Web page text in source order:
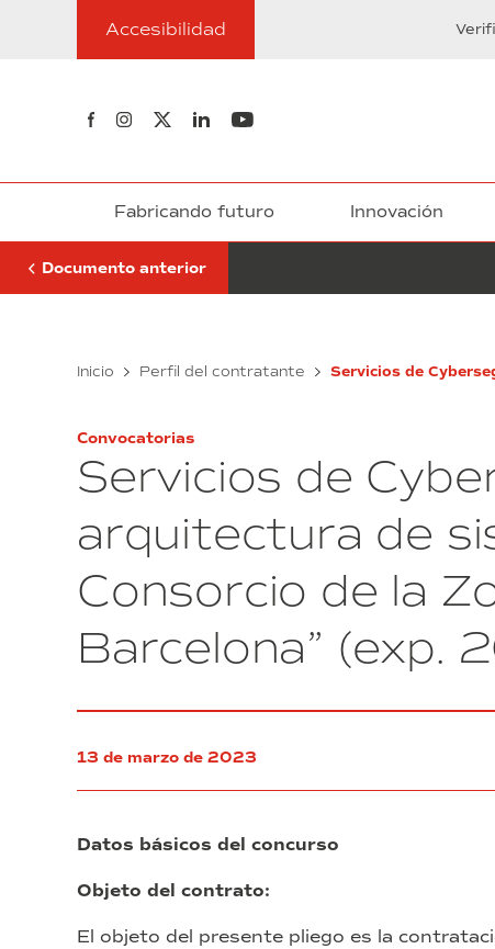
Accesibilidad
Síguenos en Facebook
Síguenos en Instagram
Síguenos en Twitter
Síguenos en Linkedin
Síguenos en Youtube
Fabricando futuro Innovación
Documento anterior
Inicio Perfil del contratante Servicios de
Convocatorias
Servicios de
arquitectura de
Consorcio de la
Barcelona” (exp.
13 de marzo de 2023
Datos básicos del concurso
Objeto del contrato:
El objeto del presente pliego es la
Definitivos